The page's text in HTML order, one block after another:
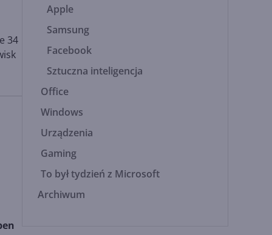
34
Apple
Samsung
Facebook
Sztuczna inteligencja
Office
Windows
Urządzenia
Gaming
To był tydzień z Microsoft
Archiwum